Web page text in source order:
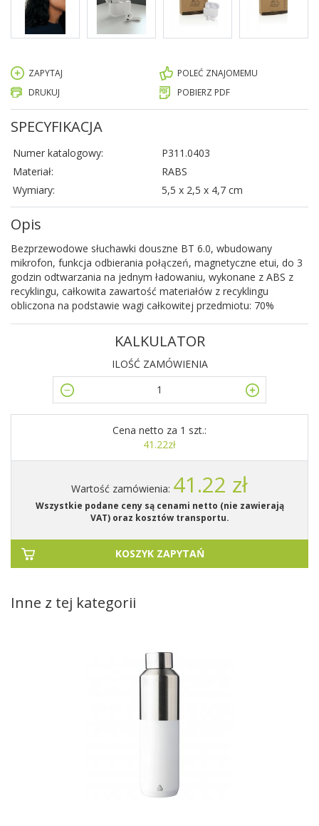
ZAPYTAJ
POLEĆ ZNAJOMEMU
DRUKUJ
POBIERZ PDF
SPECYFIKACJA
Numer katalogowy:
P311.0403
Materiał:
RABS
Wymiary:
5,5 x 2,5 x 4,7 cm
Opis
Bezprzewodowe słuchawki douszne BT 6.0, wbudowany
mikrofon, funkcja odbierania połączeń, magnetyczne etui, do 3
godzin odtwarzania na jednym ładowaniu, wykonane z ABS z
recyklingu, całkowita zawartość materiałów z recyklingu
obliczona na podstawie wagi całkowitej przedmiotu: 70%
KALKULATOR
ILOŚĆ ZAMÓWIENIA
Cena netto za 1 szt.:
41.22zł
Wartość zamówienia: 41.22 zł
Wszystkie podane ceny są cenami netto (nie zawierają
VAT) oraz kosztów transportu.
KOSZYK ZAPYTAŃ
Inne z tej kategorii